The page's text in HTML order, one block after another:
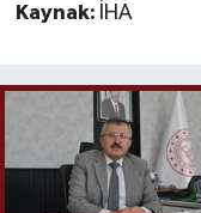
Kaynak: İHA